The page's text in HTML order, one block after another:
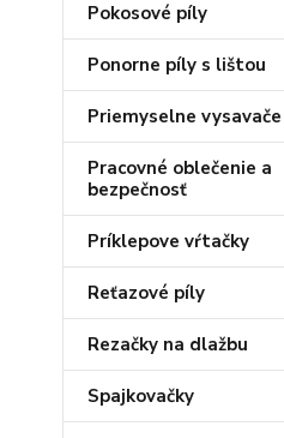
Pokosové píly
Ponorne píly s lištou
Priemyselne vysavače
Pracovné oblečenie a
bezpečnosť
Príklepove vŕtačky
Reťazové píly
Rezačky na dlažbu
Spajkovačky